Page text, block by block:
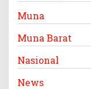
Muna
Muna Barat
Nasional
News